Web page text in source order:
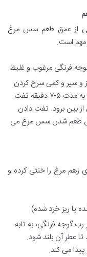
از عمق طعم سس مرغ
است.
و سیر و کمی سرخ کردن
مرغ، به تابه اضافه کنید و با حرارت ملایم به مدت ۵-۷ دقیقه تفت
بین برود. تفت دادن
طعم شدن سس مرغ می
مرغ را خنثی کرده و
رب گوجه فرنگی، به تابه
تفت دهید تا عطر آن بلند شود.
می کند.